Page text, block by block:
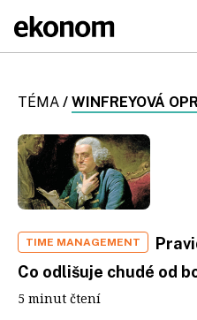
TÉMA / WINFREYOVÁ
TIME MANAGEMENT
Co odlišuje chudé od
5 minut čtení